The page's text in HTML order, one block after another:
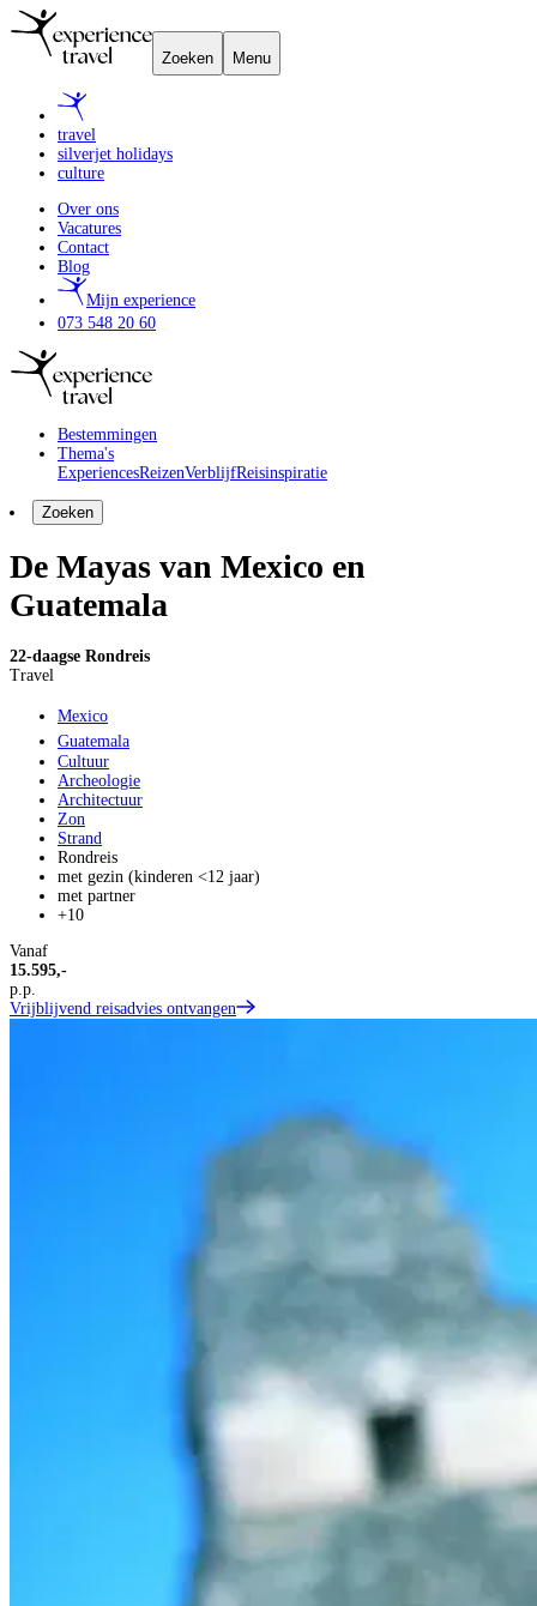
Zoeken Menu
travel
silverjet holidays
culture
Over ons
Vacatures
Contact
Blog
Mijn experience
073 548 20 60
Bestemmingen
Thema's
ExperiencesReizenVerblijfReisinspiratie
Zoeken
De Mayas van Mexico en
Guatemala
22-daagse Rondreis
Travel
Mexico
Guatemala
Cultuur
Archeologie
Architectuur
Zon
Strand
Rondreis
met gezin (kinderen <12 jaar)
met partner
+10
Vanaf
15.595,-
p.p.
Vrijblijvend reisadvies ontvangen